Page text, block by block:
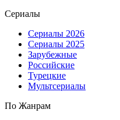
Сериалы
Сериалы 2026
Сериалы 2025
Зарубежные
Российские
Турецкие
Мультсериалы
По Жанрам